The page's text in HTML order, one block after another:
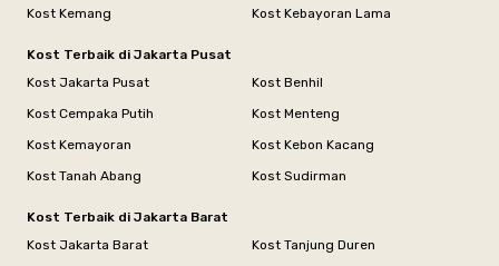
Kost Kemang
Kost Kebayoran Lama
Kost Terbaik di Jakarta Pusat
Kost Jakarta Pusat
Kost Benhil
Kost Cempaka Putih
Kost Menteng
Kost Kemayoran
Kost Kebon Kacang
Kost Tanah Abang
Kost Sudirman
Kost Terbaik di Jakarta Barat
Kost Jakarta Barat
Kost Tanjung Duren